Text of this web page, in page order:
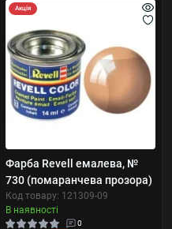
Акція
Фарба Revell емалева, №
730 (помаранчева прозора)
Код товару: 121309-09
В наявності
0